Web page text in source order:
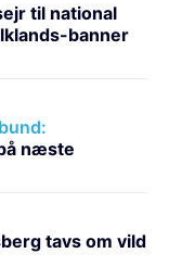
til national
banner
næste
tavs om vild